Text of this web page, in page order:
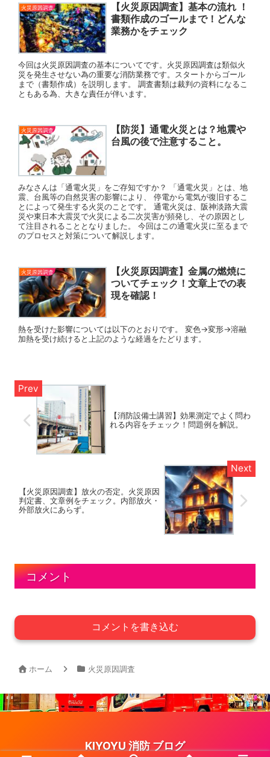
火災原因調査
【火災原因調査】基本の流れ ！
書類作成のゴールまで！どんな
業務かをチェック
今回は火災原因調査の基本についてです。火災原因調査は類似火
災を発生させない為の重要な消防業務です。スタートからゴール
まで（書類作成）を説明します。 調査書類は裁判の資料になるこ
ともある為、大きな責任が伴います。
火災原因調査
【防災】通電火災とは？地震や
台風の後で注意すること。
みなさんは「通電火災」をご存知ですか？ 「通電火災」とは、地
震、台風等の自然災害の影響により、 停電から電気が復旧するこ
とによって発生する火災のことです。 通電火災は、阪神淡路大震
災や東日本大震災で火災による二次災害が頻発し、その原因とし
て注目されることとなりました。 今回はこの通電火災に至るまで
のプロセスと対策について解説します。
火災原因調査
【火災原因調査】金属の燃焼に
ついてチェック！文章上での表
現を確認！
熱を受けた影響については以下のとおりです。 変色→変形→溶融
加熱を受け続けると上記のような経過をたどります。
【消防設備士講習】効果測定でよく問わ
れる内容をチェック！問題例を解説。
【火災原因調査】放火の否定。火災原因
判定書、文章例をチェック。内部放火・
外部放火にあらず。
コメント
コメントを書き込む
ホーム 火災原因調査
KIYOYU 消防 ブログ